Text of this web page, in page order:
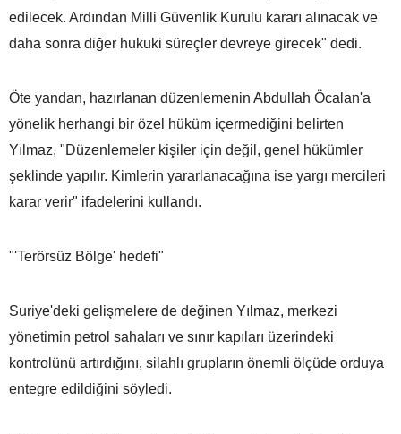
edilecek. Ardından Milli Güvenlik Kurulu kararı alınacak ve
daha sonra diğer hukuki süreçler devreye girecek" dedi.
Öte yandan, hazırlanan düzenlemenin Abdullah Öcalan'a
yönelik herhangi bir özel hüküm içermediğini belirten
Yılmaz, "Düzenlemeler kişiler için değil, genel hükümler
şeklinde yapılır. Kimlerin yararlanacağına ise yargı mercileri
karar verir" ifadelerini kullandı.
"'Terörsüz Bölge' hedefi"
Suriye'deki gelişmelere de değinen Yılmaz, merkezi
yönetimin petrol sahaları ve sınır kapıları üzerindeki
kontrolünü artırdığını, silahlı grupların önemli ölçüde orduya
entegre edildiğini söyledi.